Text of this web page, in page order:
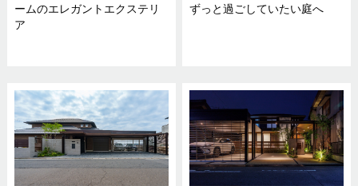
ームのエレガントエクステリ
ア
ずっと過ごしていたい庭へ